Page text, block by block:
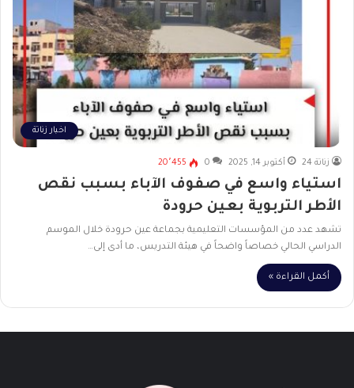
اخبار زناتة
زناتة 24 أكتوبر 14, 2025 0 20٬455
استياء واسع في صفوف الآباء بسبب نقص
الأطر التربوية بعين حرودة
تشهد عدد من المؤسسات التعليمية بجماعة عين حرودة خلال الموسم
الدراسي الحالي خصاصاً واضحاً في هيئة التدريس، ما أدى إلى…
أكمل القراءة »